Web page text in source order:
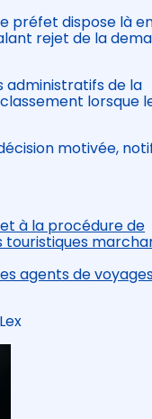
préfet dispose là
rejet de la
administratifs de la
lorsque
motivée,
à la procédure de
agents de